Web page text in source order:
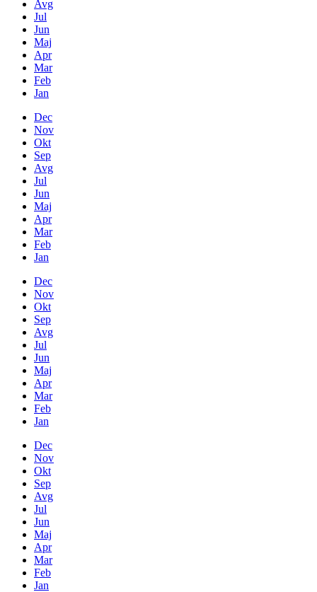
Avg
Jul
Jun
Maj
Apr
Mar
Feb
Jan
Dec
Nov
Okt
Sep
Avg
Jul
Jun
Maj
Apr
Mar
Feb
Jan
Dec
Nov
Okt
Sep
Avg
Jul
Jun
Maj
Apr
Mar
Feb
Jan
Dec
Nov
Okt
Sep
Avg
Jul
Jun
Maj
Apr
Mar
Feb
Jan